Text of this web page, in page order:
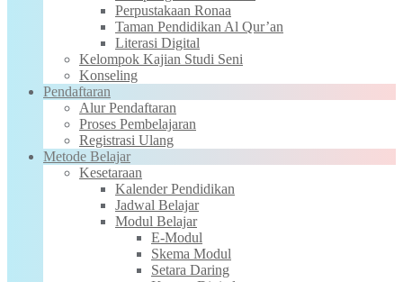
Perpustakaan Ronaa
Taman Pendidikan Al Qur’an
Literasi Digital
Kelompok Kajian Studi Seni
Konseling
Pendaftaran
Alur Pendaftaran
Proses Pembelajaran
Registrasi Ulang
Metode Belajar
Kesetaraan
Kalender Pendidikan
Jadwal Belajar
Modul Belajar
E-Modul
Skema Modul
Setara Daring